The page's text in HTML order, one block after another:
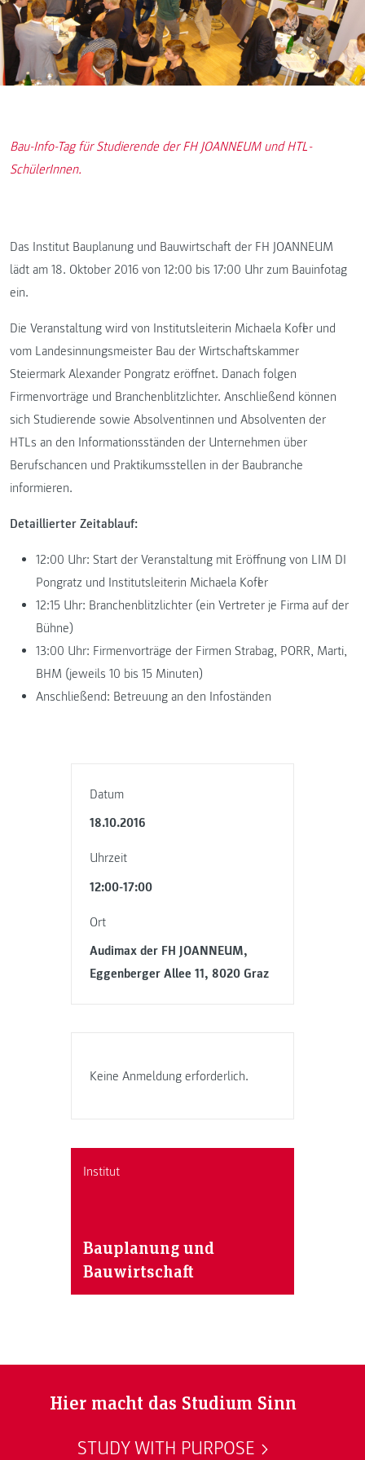
Datum
18.10.2016
Uhrzeit
12:00-17:00
Ort
Audimax der FH JOANNEUM,
Eggenberger Allee 11, 8020 Graz
Keine Anmeldung erforderlich.
Institut
Bauplanung und
Bauwirtschaft
Bau-Info-Tag für Studierende der FH JOANNEUM und HTL-
SchülerInnen.
Das Institut Bauplanung und Bauwirtschaft der FH JOANNEUM
lädt am 18. Oktober 2016 von 12:00 bis 17:00 Uhr zum Bauinfotag
ein.
Die Veranstaltung wird von Institutsleiterin Michaela Kofler und
vom Landesinnungsmeister Bau der Wirtschaftskammer
Steiermark Alexander Pongratz eröffnet. Danach folgen
Firmenvorträge und Branchenblitzlichter. Anschließend können
sich Studierende sowie Absolventinnen und Absolventen der
HTLs an den Informationsständen der Unternehmen über
Berufschancen und Praktikumsstellen in der Baubranche
informieren.
Detaillierter Zeitablauf:
12:00 Uhr: Start der Veranstaltung mit Eröffnung von LIM DI
Pongratz und Institutsleiterin Michaela Kofler
12:15 Uhr: Branchenblitzlichter (ein Vertreter je Firma auf der
Bühne)
13:00 Uhr: Firmenvorträge der Firmen Strabag, PORR, Marti,
BHM (jeweils 10 bis 15 Minuten)
Anschließend: Betreuung an den Infoständen
Hier macht das Studium Sinn
STUDY WITH PURPOSE